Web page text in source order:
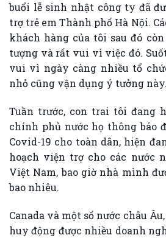
buổi lễ sinh nhật công ty đã
trợ trẻ em Thành phố Hà Nội.
khách hàng của tôi sau đó
tượng và rất vui vì việc đó.
vui vì ngày càng nhiều tổ
nhỏ cũng vận dụng ý tưởng này.
Tuần trước, con trai tôi đang
chính phủ nước họ thông báo
Covid-19 cho toàn dân, hiện
hoạch viện trợ cho các nước
Việt Nam, bao giờ nhà mình
bao nhiêu.
Canada và một số nước châu
huy động được nhiều doanh